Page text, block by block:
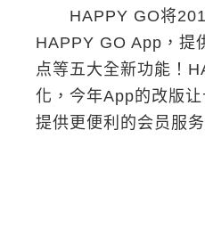
HAPPY GO将2019
HAPPY GO App，提
点等五大全新功能！
化，今年App的改版
提供更便利的会员服